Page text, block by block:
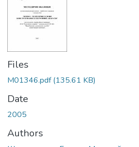
Files
M01346.pdf(135.61 KB)
Date
2005
Authors